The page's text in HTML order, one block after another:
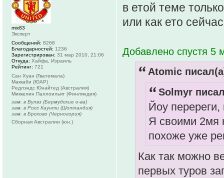
в етой теме
или как ето
Добавлено спустя 5
Atomic
Solmyr
Йоу
Я своими 2мя
похоже уже
Как так можно
первых туров
mix83
Эксперт
Сообщений: 8268
Благодарностей: 1236
Зарегистрирован: 31 мар 2010, 21:06
Откуда: Хайфа, Израиль
Рейтинг: 721
Сан Хуан (Гватемала)
Маккаби (ЮАР)
Редлэндс Юнайтед (Австралия)
Миккелин Паллоильят (Финляндия)
зам. в Вулвз (Бермудские о-ва)
зам. в Росс Каунти (Шотландия)
зам. в Брсково (Черногория)
Сборная Австралии (юн.)